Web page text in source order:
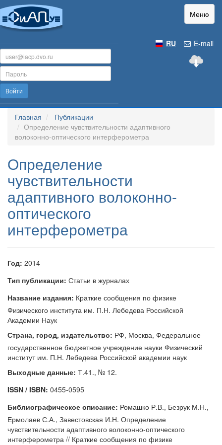
Меню
E-mail
RU
Войти
Главная
Публикации
Определение чувствительности адаптивного
волоконно-оптического интерферометра
Определение
чувствительности
адаптивного волоконно-
оптического
интерферометра
Год: 2014
Тип публикации: Статьи в журналах
Название издания: Краткие сообщения по физике
Физического института им. П.Н. Лебедева Российской
Академии Наук
Страна, город, издательство: РФ, Москва, Федеральное
государственное бюджетное учреждение науки Физический
институт им. П.Н. Лебедева Российской академии наук
Выходные данные: Т.41., № 12.
ISSN / ISBN: 0455-0595
Библиографическое описание: Ромашко Р.В., Безрук М.Н.,
Ермолаев С.А., Завестовская И.Н. Определение
чувствительности адаптивного волоконно-оптического
интерферометра // Краткие сообщения по физике